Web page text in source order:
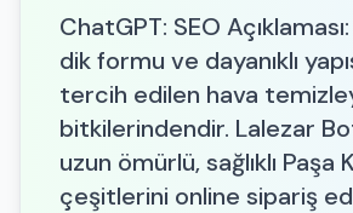
ChatGPT: SEO Açıklaması:
dik formu ve dayanıklı
tercih edilen hava
bitkilerindendir. Lalezar
uzun ömürlü, sağlıklı Paşa
çeşitlerini online sipariş